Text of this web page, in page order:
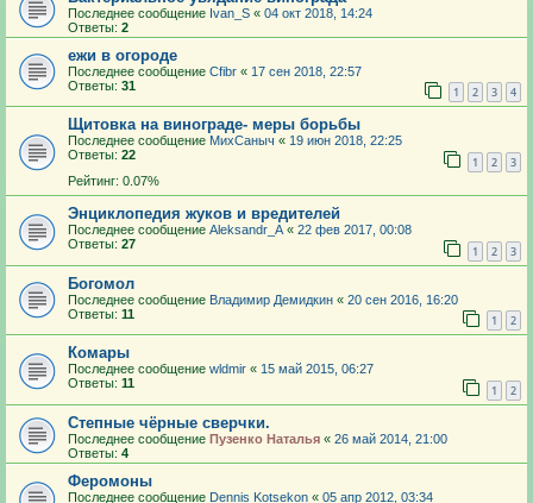
Последнее сообщение Ivan_S « 04 окт 2018, 14:24
Ответы: 2
ежи в огороде
Последнее сообщение Cfibr « 17 сен 2018, 22:57
Ответы: 31 1 2 3 4
Щитовка на винограде- меры борьбы
Последнее сообщение МихСаныч « 19 июн 2018, 22:25
Ответы: 22 1 2 3
Рейтинг: 0.07%
Энциклопедия жуков и вредителей
Последнее сообщение Aleksandr_A « 22 фев 2017, 00:08
Ответы: 27 1 2 3
Богомол
Последнее сообщение Владимир Демидкин « 20 сен 2016, 16:20
Ответы: 11 1 2
Комары
Последнее сообщение wldmir « 15 май 2015, 06:27
Ответы: 11 1 2
Степные чёрные сверчки.
Последнее сообщение Пузенко Наталья « 26 май 2014, 21:00
Ответы: 4
Феромоны
Последнее сообщение Dennis Kotsekon « 05 апр 2012, 03:34